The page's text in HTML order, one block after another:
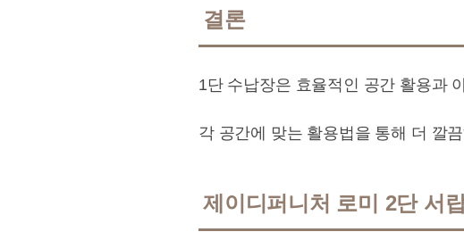
결론
1단 수납장은 효율적인 공간 활용과
각 공간에 맞는 활용법을 통해 더 깔
제이디퍼니처 로미 2단 서